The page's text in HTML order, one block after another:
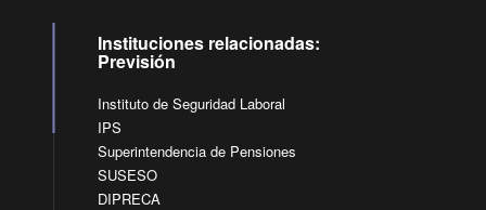
Instituciones relacionadas:
Previsión
Instituto de Seguridad Laboral
IPS
Superintendencia de Pensiones
SUSESO
DIPRECA